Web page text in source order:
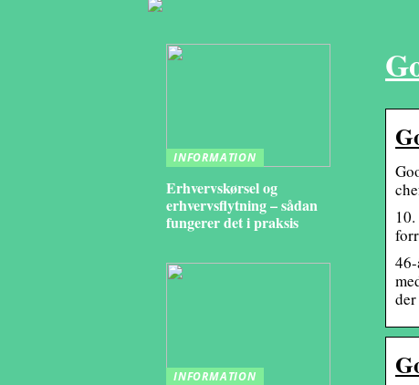
INFORMATION
Erhvervskørsel og
erhvervsflytning – sådan
fungerer det i praksis
INFORMATION